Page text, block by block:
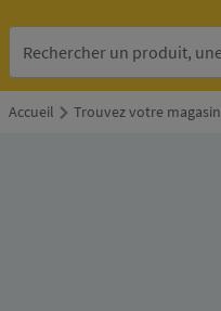
Accueil Trouvez votre magasin